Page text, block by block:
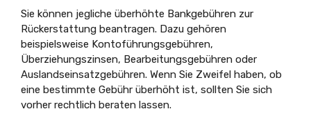
Sie können jegliche überhöhte Bankgebühren zur
Rückerstattung beantragen. Dazu gehören
beispielsweise Kontoführungsgebühren,
Überziehungszinsen, Bearbeitungsgebühren oder
Auslandseinsatzgebühren. Wenn Sie Zweifel haben, ob
eine bestimmte Gebühr überhöht ist, sollten Sie sich
vorher rechtlich beraten lassen.